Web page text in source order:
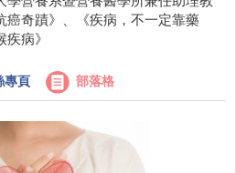
癌奇蹟》、《疾病，不一定靠藥
病》
專頁 部落格